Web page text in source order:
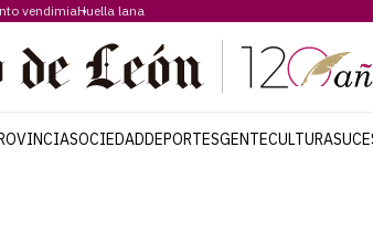
vendimiaHuella lana
SOCIEDADDEPORTESGENTECULTURA